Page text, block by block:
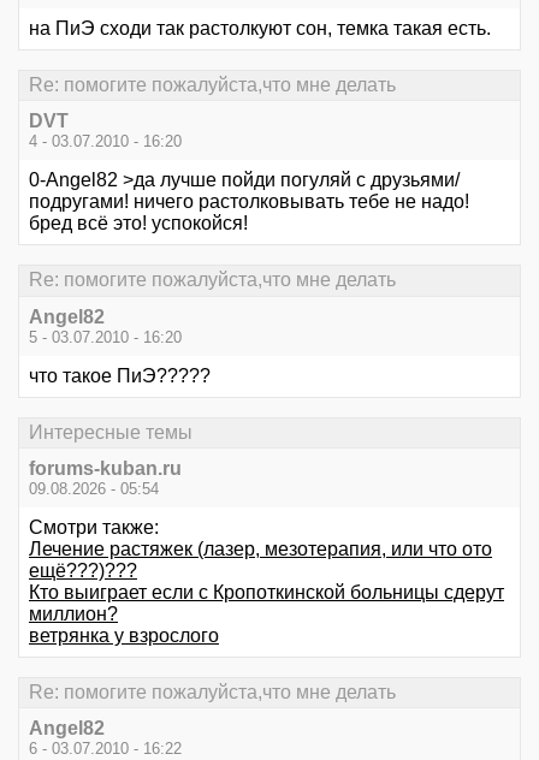
на ПиЭ сходи так растолкуют сон, темка такая есть.
Re: помогите пожалуйста,что мне делать
DVT
4 - 03.07.2010 - 16:20
0-Angel82 >да лучше пойди погуляй с друзьями/
подругами! ничего растолковывать тебе не надо!
бред всё это! успокойся!
Re: помогите пожалуйста,что мне делать
Angel82
5 - 03.07.2010 - 16:20
что такое ПиЭ?????
Интересные темы
forums-kuban.ru
09.08.2026 - 05:54
Смотри также:
Лечение растяжек (лазер, мезотерапия, или что ото
ещё???)???
Кто выиграет если с Кропоткинской больницы сдерут
миллион?
ветрянка у взрослого
Re: помогите пожалуйста,что мне делать
Angel82
6 - 03.07.2010 - 16:22